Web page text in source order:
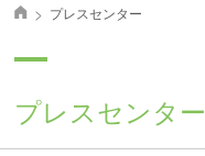
首页
> プレスセンター
プレスセンター